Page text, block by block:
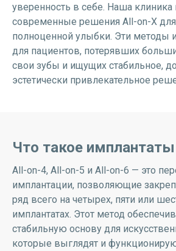
уверенность в себе. Наша клиника
современные решения All-on-X для
полноценной улыбки. Эти методы
для пациентов, потерявших
свои зубы и ищущих стабильное,
эстетически привлекательное
Что такое
All-on-4, All-on-5 и All-on-6 — это
имплантации, позволяющие
ряд всего на четырех, пяти или
имплантатах. Этот метод
стабильную основу для
которые выглядят и